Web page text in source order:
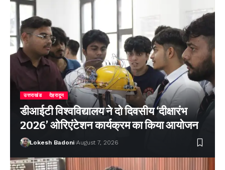
उत्तराखंड देहरादून
डीआईटी विश्वविद्यालय ने दो दिवसीय ‘दीक्षारंभ
2026’ ओरिएंटेशन कार्यक्रम का किया आयोजन
Lokesh Badoni August 7, 2026